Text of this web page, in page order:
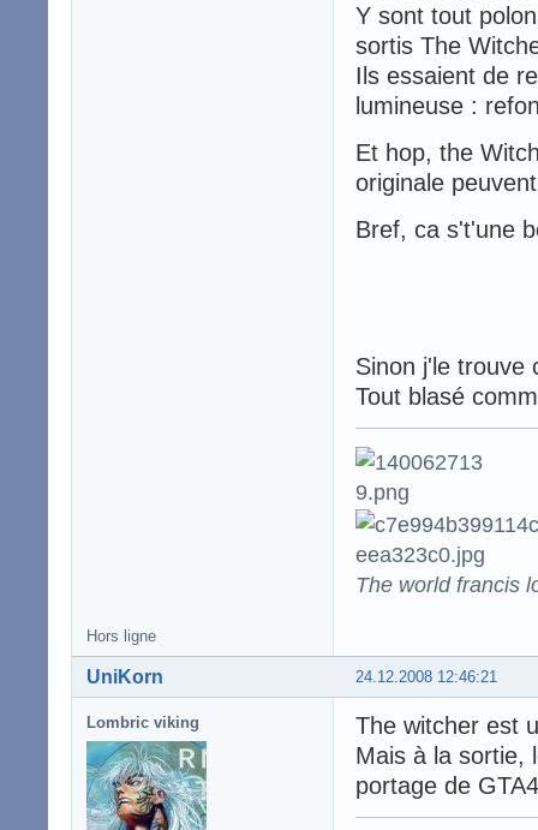
Y sont tout
sortis The
Ils essaient de
lumineuse :
Et hop, the
originale
Bref, ca s't'une
Sinon j'le trouve
Tout blasé
The world francis
Hors ligne
24.12.2008 12:46:21
UniKorn
Lombric viking
The witcher est
Mais à la sortie,
portage de